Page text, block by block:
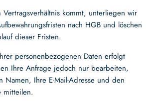
Vertragsverhältnis kommt, unterliegen wir
nach HGB und löschen
dieser Fristen.
personenbezogenen Daten erfolgt
Ihre Anfrage jedoch nur bearbeiten,
Namen, Ihre E-Mail-Adresse und den
mitteilen.